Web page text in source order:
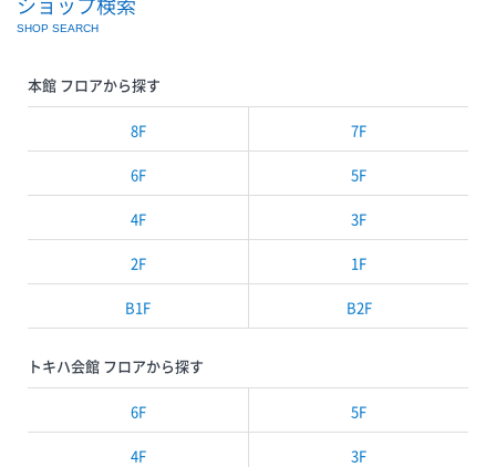
SHOP SEARCH
本館 フロアから探す
8F 7F
6F 5F
4F 3F
2F 1F
B1F B2F
トキハ会館 フロアから探す
6F 5F
4F 3F